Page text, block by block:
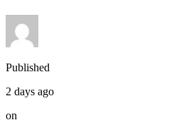
Published
2 days ago
on